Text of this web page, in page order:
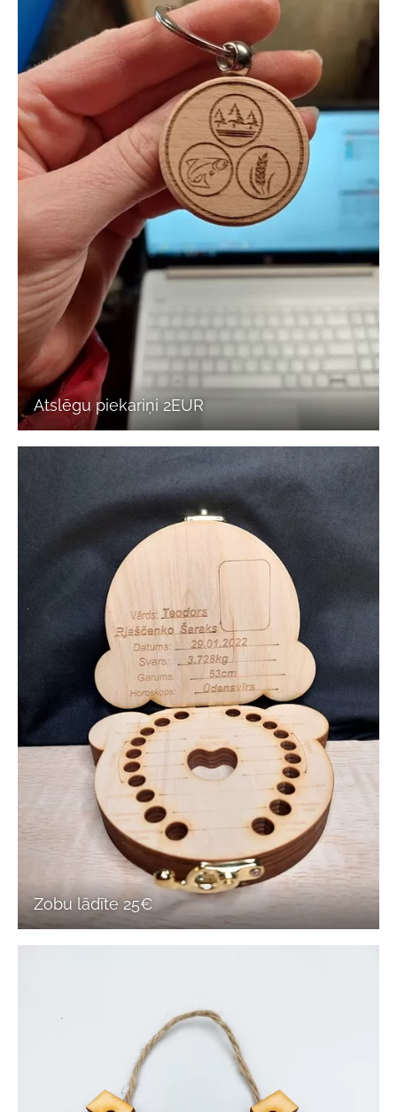
Atslēgu piekariņi 2EUR
Zobu lādīte 25€